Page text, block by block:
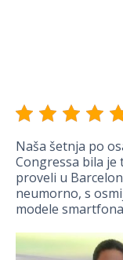
Naša šetnja po
Congressa bila
proveli u
neumorno, s
modele